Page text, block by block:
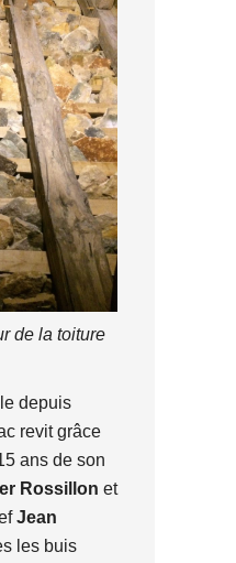
de la toiture
depuis
revit grâce
ans de son
Rossillon et
Jean
les buis